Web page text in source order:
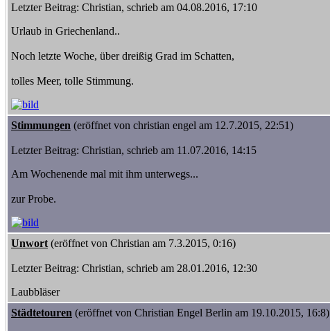
Letzter Beitrag: Christian, schrieb am 04.08.2016, 17:10
Urlaub in Griechenland..
Noch letzte Woche, über dreißig Grad im Schatten,
tolles Meer, tolle Stimmung.
Stimmungen (eröffnet von christian engel am 12.7.2015, 22:51)
Letzter Beitrag: Christian, schrieb am 11.07.2016, 14:15
Am Wochenende mal mit ihm unterwegs...
zur Probe.
Unwort (eröffnet von Christian am 7.3.2015, 0:16)
Letzter Beitrag: Christian, schrieb am 28.01.2016, 12:30
Laubbläser
Städtetouren (eröffnet von Christian Engel Berlin am 19.10.2015, 16:8)